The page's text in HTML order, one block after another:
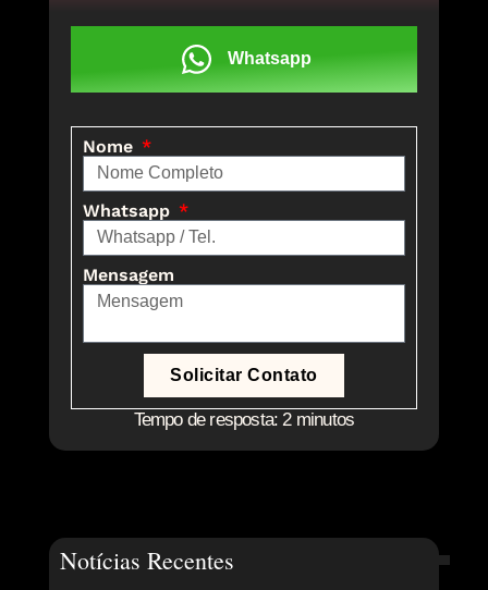
Whatsapp
Nome
Whatsapp
Mensagem
Solicitar Contato
Tempo de resposta: 2 minutos
Notícias Recentes